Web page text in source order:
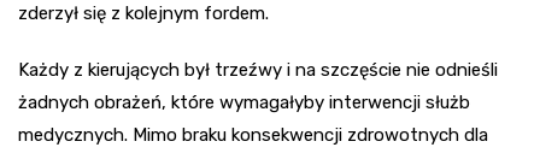
zderzył się z kolejnym fordem.
Każdy z kierujących był trzeźwy i na szczęście nie odnieśli
żadnych obrażeń, które wymagałyby interwencji służb
medycznych. Mimo braku konsekwencji zdrowotnych dla